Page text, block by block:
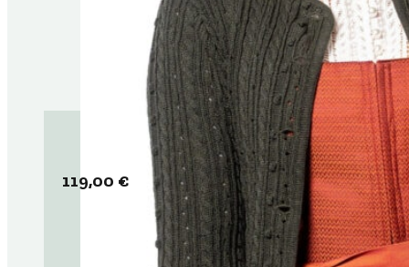
119,00 €